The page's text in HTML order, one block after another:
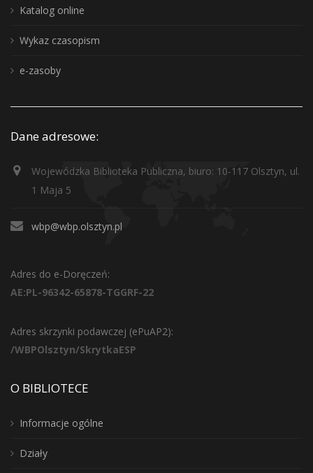
Katalog online
Wykaz czasopism
e-zasoby
Dane adresowe:
Wojewódzka Biblioteka Publiczna, biuro: 10-117 Olsztyn, ul.
1 Maja 5
wbp@wbp.olsztyn.pl
Adres do e-Doręczeń:
AE:PL-96342-65878-TGGRF-22
Adres skrzynki podawczej (ePuAP2):
/WBPOlsztyn/SkrytkaESP
O BIBLIOTECE
Informacje ogólne
Działy